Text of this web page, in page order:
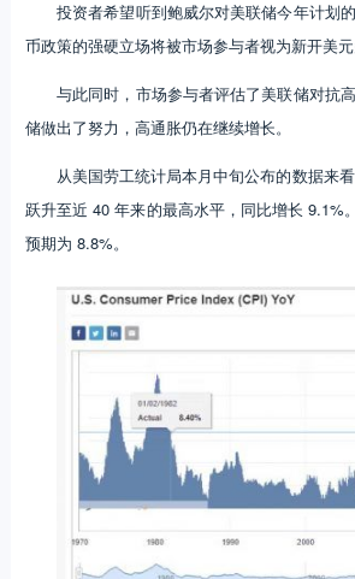
投资者希望听到鲍威尔对美联储今年计划
币政策的强硬立场将被市场参与者视为新开美元
与此同时，市场参与者评估了美联储对抗
储做出了努力，高通胀仍在继续增长。
从美国劳工统计局本月中旬公布的数据来
跃升至近 40 年来的最高水平，同比增长 9.1%
预期为 8.8%。